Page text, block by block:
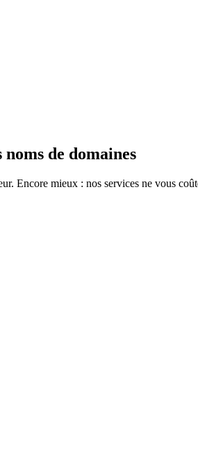
de domaines
Encore mieux : nos services ne vous